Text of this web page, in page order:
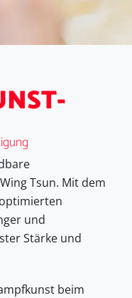
Tsun. Mit dem
und
Stärke und
beim